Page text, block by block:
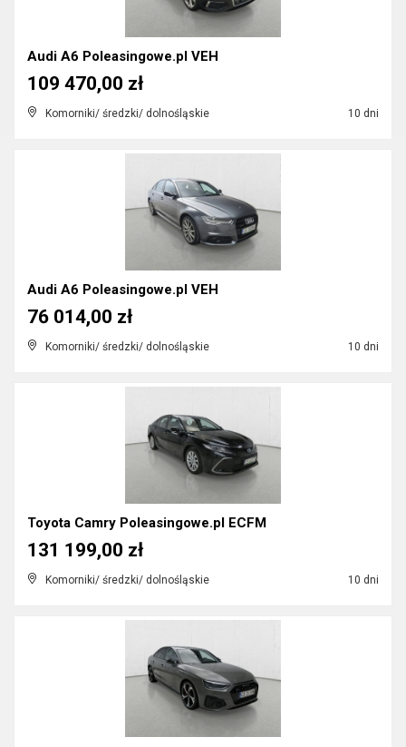
Audi A6 Poleasingowe.pl VEH
Komorniki/ średzki/ dolnośląskie 10 dni
109 470,00 zł
Audi A6 Poleasingowe.pl VEH
Komorniki/ średzki/ dolnośląskie 10 dni
76 014,00 zł
Toyota Camry Poleasingowe.pl ECFM
Komorniki/ średzki/ dolnośląskie 10 dni
131 199,00 zł